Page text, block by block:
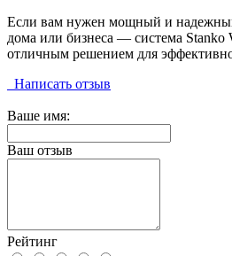
Если вам нужен мощный и
дома или бизнеса — система Stanko
отличным решением для
Написать отзыв
Ваше имя:
Ваш отзыв
Рейтинг